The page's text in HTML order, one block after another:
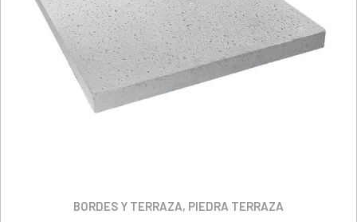
BORDES Y TERRAZA, PIEDRA TERRAZA